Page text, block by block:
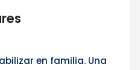
en familia. Una